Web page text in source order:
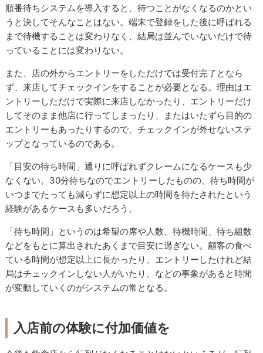
順番待ちシステムを導入すると、待つことがなくなるのかとい
うと決してそんなことはない。端末で登録をした後に呼ばれる
まで待機することは変わりなく、結局は並んでいないだけで待
っていることには変わりない。
また、店の外からエントリーをしただけでは受付完了となら
ず、来店してチェックインをすることが必要となる。理由はエ
ントリーしただけで実際に来店しなかったり、エントリーだけ
してそのまま他店に行ってしまったり、またはいたずら目的の
エントリーもあったりするので、チェックインが外せないステ
ップとなっているのである。
「目安の待ち時間」通りに呼ばれずクレームになるケースも少
なくない。30分待ちなのでエントリーしたものの、待ち時間が
いつまでたっても減らずに想定以上の時間を待たされたという
経験があるケースも多いだろう。
「待ち時間」というのは希望の席や人数、待機時間、待ち組数
などをもとに算出されたあくまで目安に過ぎない。顧客の食べ
ている時間が想定以上に長かったり、エントリーしたけれど結
局はチェックインしない人がいたり、などの事象があると時間
が変動していくのがシステムの常となる。
入店前の体験に付加価値を